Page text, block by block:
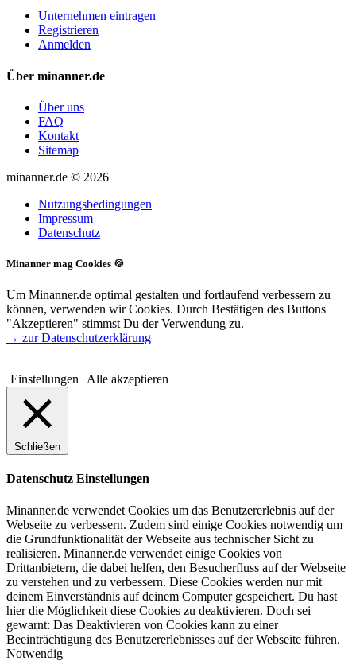
Unternehmen eintragen
Registrieren
Anmelden
Über minanner.de
Über uns
FAQ
Kontakt
Sitemap
minanner.de © 2026
Nutzungsbedingungen
Impressum
Datenschutz
Minanner mag Cookies 🍪
Um Minanner.de optimal gestalten und fortlaufend verbessern zu
können, verwenden wir Cookies. Durch Bestätigen des Buttons
"Akzeptieren" stimmst Du der Verwendung zu.
→ zur Datenschutzerklärung
Einstellungen Alle akzeptieren
Schließen
Datenschutz Einstellungen
Minanner.de verwendet Cookies um das Benutzererlebnis auf der
Webseite zu verbessern. Zudem sind einige Cookies notwendig um
die Grundfunktionalität der Webseite aus technischer Sicht zu
realisieren. Minanner.de verwendet einige Cookies von
Drittanbietern, die dabei helfen, den Besucherfluss auf der Webseite
zu verstehen und zu verbessern. Diese Cookies werden nur mit
deinem Einverständnis auf deinem Computer gespeichert. Du hast
hier die Möglichkeit diese Cookies zu deaktivieren. Doch sei
gewarnt: Das Deaktivieren von Cookies kann zu einer
Beeinträchtigung des Benutzererlebnisses auf der Webseite führen.
Notwendig